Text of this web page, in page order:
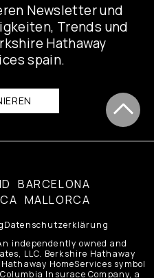
Newsletter und
Trends und
Hathaway
spain.
BARCELONA
MALLORCA
Datenschutzerklärung
independently owned and
LLC. Berkshire Hathaway
HomeServices symbol
Insurace Company, a